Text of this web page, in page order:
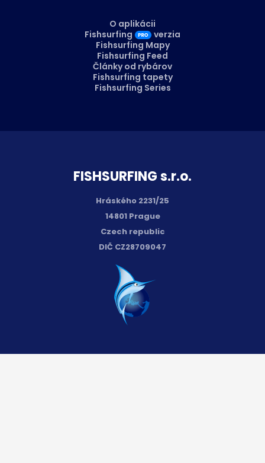
FISH­SURFING s.r.o.
Hráského 2231/25
14801 Prague
Czech republic
DIČ CZ28709047
O aplikácii
Fishsurfing
verzia
Fishsurfing Mapy
Fishsurfing Feed
Články od rybárov
Fishsurfing tapety
Fishsurfing Series